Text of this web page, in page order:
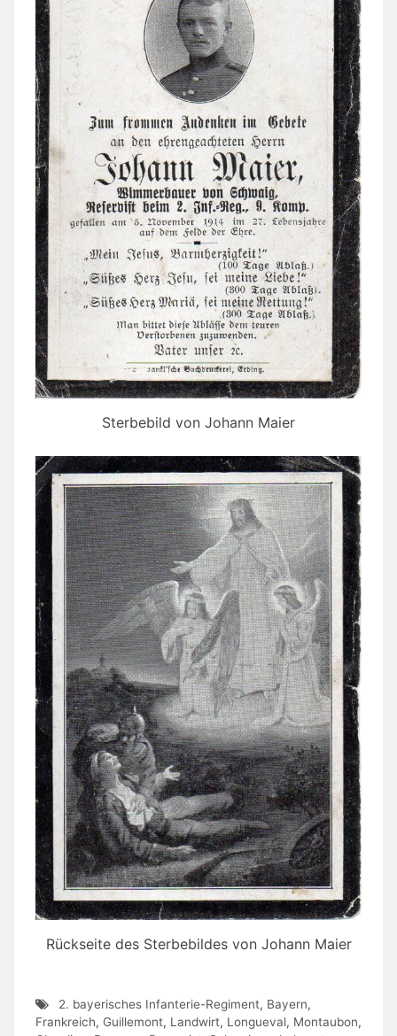
Sterbebild von Johann Maier
Rückseite des Sterbebildes von Johann Maier
2. bayerisches Infanterie-Regiment, Bayern,
Frankreich, Guillemont, Landwirt, Longueval, Montaubon,